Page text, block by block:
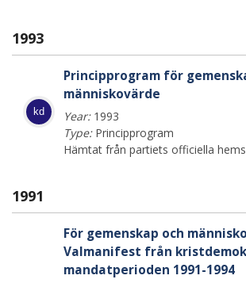
1993
kd
Principprogram för
människovärde
Year:1993
Type:Principprogram
Hämtat från partiets officiella
1991
För gemenskap och
Valmanifest från
mandatperioden 1991-1994